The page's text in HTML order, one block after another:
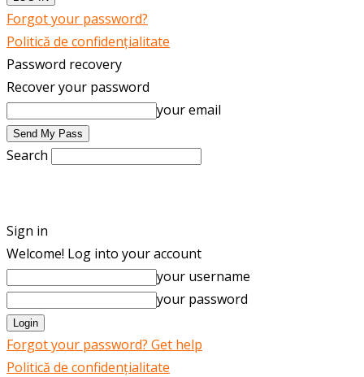
Forgot your password?
Politică de confidențialitate
Password recovery
Recover your password
your email
Search
Sign in
Welcome! Log into your account
your username
your password
Forgot your password? Get help
Politică de confidențialitate